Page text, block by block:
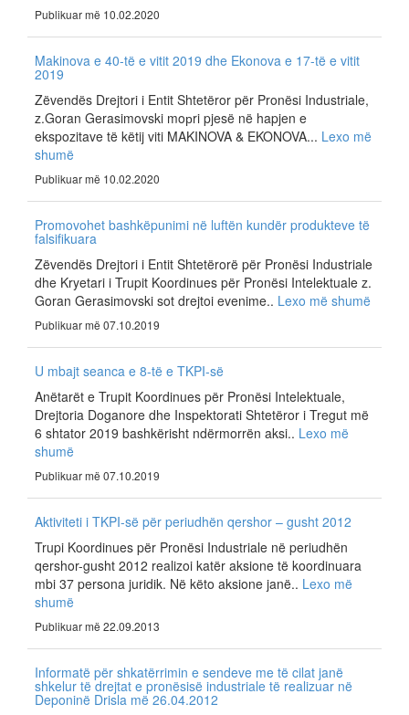
Publikuar më 10.02.2020
Makinova e 40-të e vitit 2019 dhe Ekonova e 17-të e vitit
2019
Zëvendës Drejtori i Entit Shtetëror për Pronësi Industriale,
z.Goran Gerasimovski moрri pjesë në hapjen e
ekspozitave të këtij viti MAKINOVA & EKONOVA... Lexo më
shumë
Publikuar më 10.02.2020
Promovohet bashkëpunimi në luftën kundër produkteve të
falsifikuara
Zëvendës Drejtori i Entit Shtetërorë për Pronësi Industriale
dhe Kryetari i Trupit Koordinues për Pronësi Intelektuale z.
Goran Gerasimovski sot drejtoi evenime.. Lexo më shumë
Publikuar më 07.10.2019
U mbajt seanca e 8-të e TKPI-së
Anëtarët e Trupit Koordinues për Pronësi Intelektuale,
Drejtoria Doganore dhe Inspektorati Shtetëror i Tregut më
6 shtator 2019 bashkërisht ndërmorrën aksi.. Lexo më
shumë
Publikuar më 07.10.2019
Aktiviteti i TKPI-së për periudhën qershor – gusht 2012
Trupi Koordinues për Pronësi Industriale në periudhën
qershor-gusht 2012 realizoi katër aksione të koordinuara
mbi 37 persona juridik. Në këto aksione janë.. Lexo më
shumë
Publikuar më 22.09.2013
Informatë për shkatërrimin e sendeve me të cilat janë
shkelur të drejtat e pronësisë industriale të realizuar në
Deponinë Drisla më 26.04.2012